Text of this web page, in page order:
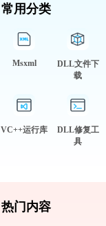
常用分类
Msxml
DLL文件下
载
VC++运行库
DLL修复工
具
热门内容